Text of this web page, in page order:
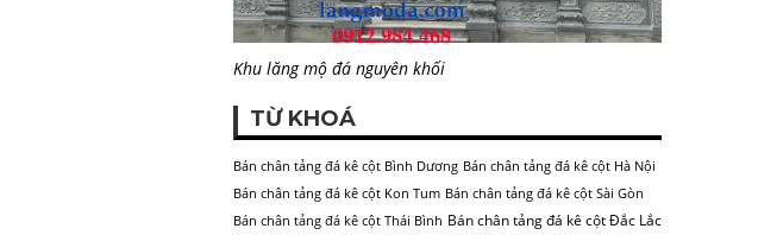
Khu lăng mộ đá nguyên khối
TỪ KHOÁ
Bán chân tảng đá kê cột Bình Dương Bán chân tảng đá kê cột Hà Nội
Bán chân tảng đá kê cột Kon Tum Bán chân tảng đá kê cột Sài Gòn
Bán chân tảng đá kê cột Thái Bình Bán chân tảng đá kê cột Đắc Lắc